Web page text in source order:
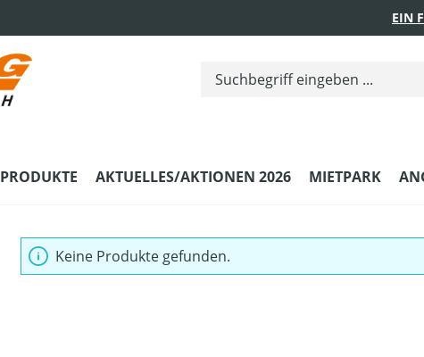
EIN
PRODUKTE AKTUELLES/AKTIONEN 2026 MIETPARK
Keine Produkte gefunden.